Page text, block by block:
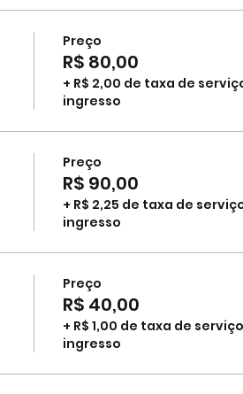
Preço
R$ 80,00
+ R$ 2,00 de taxa de
ingresso
Preço
R$ 90,00
+ R$ 2,25 de taxa de
ingresso
Preço
R$ 40,00
+ R$ 1,00 de taxa de
ingresso